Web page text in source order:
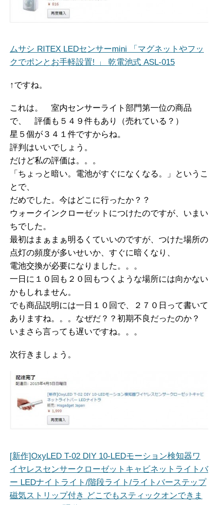
ムサシ RITEX LEDセンサーmini 「マグネットやフッ
クでポンとお手軽設置! 」 乾電池式 ASL-015
↑ですね。
これは。 室内センサーライト部門第一位の商品
で、 評価も５４９件もあり（売れている？）
星５個が３４１件ですからね。
評判はいいでしょう。
だけど私の評価は。。。
「ちょっと暗い。電池がすぐになくなる。」というこ
とで、
だめでした。今はどこに行ったか？？
ウォークインクローゼットにつけたのですが、いまい
ちでした。
最初はまぁまぁ明るくていいのですが、つけた場所の
点灯の頻度が多いせいか、すぐに暗くなり、
電池交換が必要になりました。。。
一日に１０回も２０回もつくような場所には向かない
かもしれません。
でも商品説明には一日１０回で、２７０日って書いて
ありますね。。。なぜだ？？初期不良だったのか？
いまさら言っても遅いですね。。。
次行きましょう。
[新作]OxyLED T-02 DIY 10-LEDモーション検知器ワ
イヤレスセンサークローゼットキャビネットライトバ
ー LEDナイトライト/階段ライト/ライトバーステップ
磁気ストリップ付き どこでもスティックオンできま